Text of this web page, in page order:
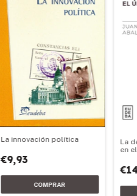
La innovación política
€9,93
La
en